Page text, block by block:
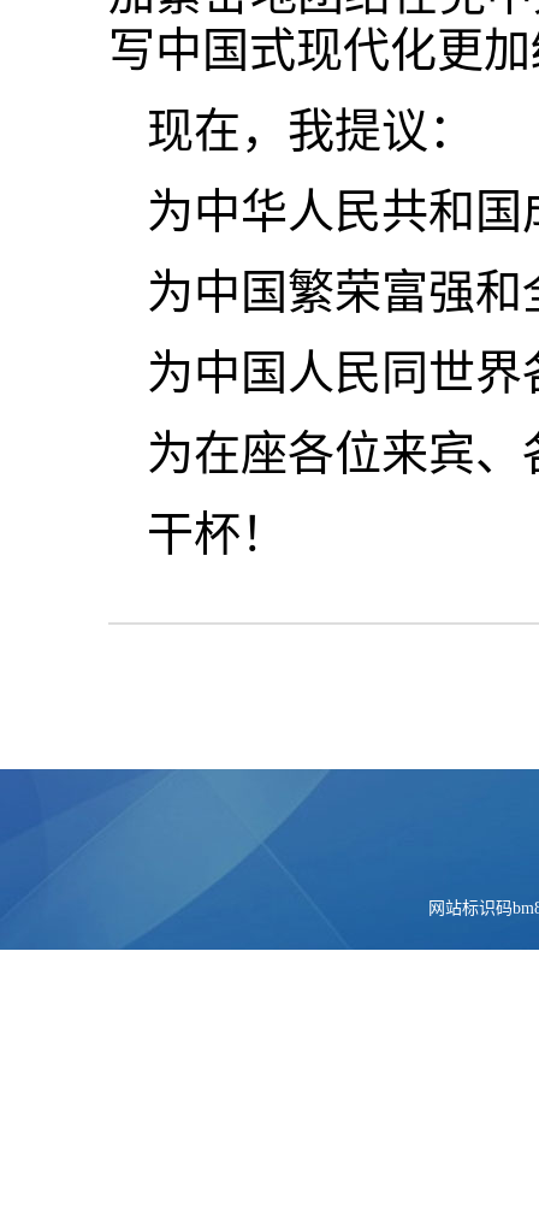
写中国式现代化更
现在，我提议：
为中华人民共和国
为中国繁荣富强
为中国人民同世
为在座各位来宾
干杯！
网站标识码